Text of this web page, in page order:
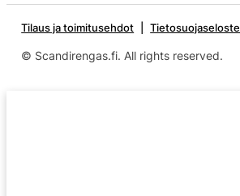
Tilaus ja toimitusehdot Tietosuojaseloste
© Scandirengas.fi. All rights reserved.